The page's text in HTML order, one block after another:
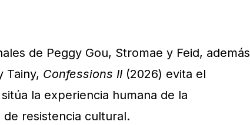
de Peggy Gou, Stromae y Feid, además
Tainy, Confessions II (2026) evita el
la experiencia humana de la
resistencia cultural.